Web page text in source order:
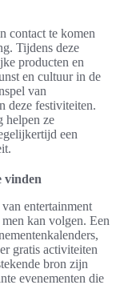
contact te komen
Tijdens deze
producten en
en cultuur in de
van
deze festiviteiten.
helpen ze
een
vinden
entertainment
kan volgen. Een
gratis activiteiten
bron zijn
evenementen die